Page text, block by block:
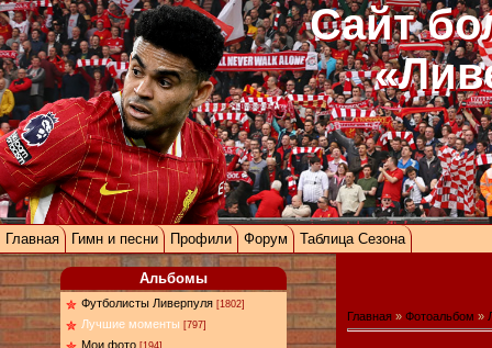
Сайт
Главная Гимн и песни Профили Форум Таблица Сезона
Альбомы
Футболисты Ливерпуля [1802]
Лучшие моменты [797]
Мои фото [194]
Главная » Фотоальбом »